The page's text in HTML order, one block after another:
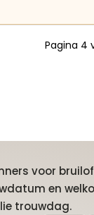
Pagina 4
voor
en
trouwdag.